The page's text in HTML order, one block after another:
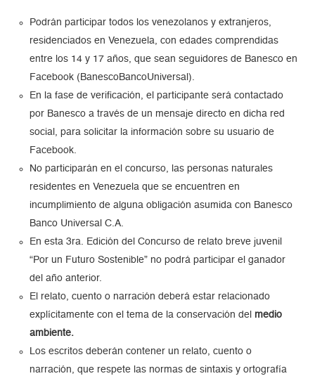
Podrán participar todos los venezolanos y extranjeros,
residenciados en Venezuela, con edades comprendidas
entre los 14 y 17 años, que sean seguidores de Banesco en
Facebook (BanescoBancoUniversal).
En la fase de verificación, el participante será contactado
por Banesco a través de un mensaje directo en dicha red
social, para solicitar la información sobre su usuario de
Facebook.
No participarán en el concurso, las personas naturales
residentes en Venezuela que se encuentren en
incumplimiento de alguna obligación asumida con Banesco
Banco Universal C.A.
En esta 3ra. Edición del Concurso de relato breve juvenil
“Por un Futuro Sostenible” no podrá participar el ganador
del año anterior.
El relato, cuento o narración deberá estar relacionado
explícitamente con el tema de la conservación del medio
ambiente.
Los escritos deberán contener un relato, cuento o
narración, que respete las normas de sintaxis y ortografía